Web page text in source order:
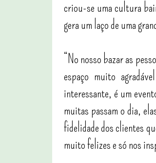
criou-se uma cultura
gera um laço de uma
“No nosso bazar as
espaço muito
interessante, é um
muitas passam o dia,
fidelidade dos clientes
muito felizes e só nos